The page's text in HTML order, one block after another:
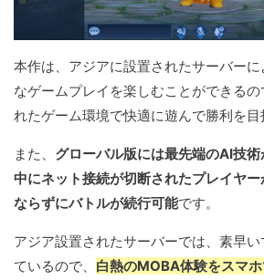
本作は、アジアに設置されたサーバー
なゲームプレイを楽しむことができる
れたゲーム環境で快適に遊んで勝利を目
また、 グローバル版には最先端のAI技
中にネット接続が切断されたプレイヤ
ならずにバトルが続行可能です。
アジア設置されたサーバーでは、素早
ているので、 白熱のMOBA体験をスマ